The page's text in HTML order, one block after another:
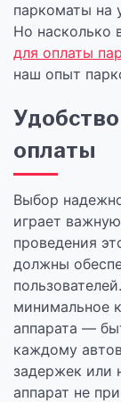
паркоматы на
Но насколько
для оплаты
наш опыт
оплаты
Выбор
играет
проведения
должны
минимальное
аппарата —
каждому
задержек или
аппарат не